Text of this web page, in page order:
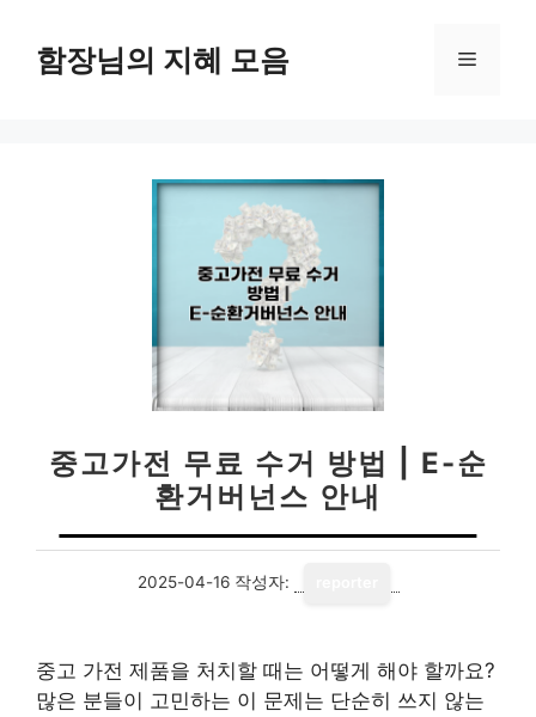
함장님의 지혜 모음 메
중고가전 무료 수거 방법 | E-순
환거버넌스 안내
2025-04-16 작성자:
중고 가전 제품을 처치할 때는 어떻게 해야 할까요?
많은 분들이 고민하는 이 문제는 단순히 쓰지 않는